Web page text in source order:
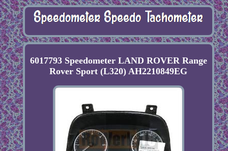
6017793 Speedometer LAND ROVER Range
Rover Sport (L320) AH2210849EG